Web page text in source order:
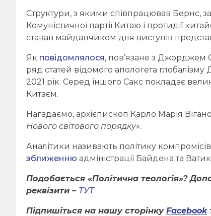
Структури, з якими співпрацював Бернс,
Комуністичної партії Китаю і протидії
ставав майданчиком для виступів
Як повідомлялося, пов’язане з Джорджем
ряд статей відомого апологета
2021 рік. Серед іншого Сакс покладає
Китаєм.
Нагадаємо, архієпископ Карло Марія Вігано
Нового світового порядку».
Аналітики називають політику
зближенню адміністрації Байдена та
Подобається «Політична теологія»?
реквізити – ТУТ
Підпишіться на нашу сторінку Facebook